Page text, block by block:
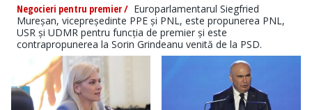
Negocieri pentru premier / Europarlamentarul Siegfried
Mureșan, vicepreședinte PPE și PNL, este propunerea PNL,
USR și UDMR pentru funcția de premier și este
contrapropunerea la Sorin Grindeanu venită de la PSD.